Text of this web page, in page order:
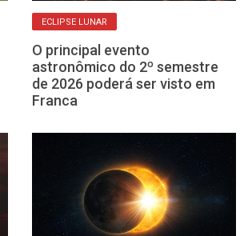
ECLIPSE LUNAR
O principal evento
astronômico do 2º semestre
de 2026 poderá ser visto em
Franca